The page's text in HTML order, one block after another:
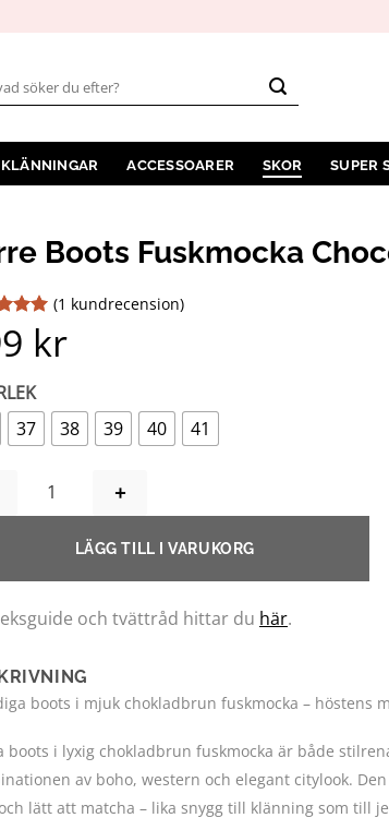
KLÄNNINGAR ACCESSOARER SKOR SUPER
Boots Fuskmocka
5
(1 kundrecension)
kr
37 38 39 40 41
BOOTS FUSKMOCKA CHOCO MÄNGD
LÄGG TILL I VARUKORG
och tvättråd hittar du här.
boots i mjuk chokladbrun fuskmocka – höstens
boots i lyxig chokladbrun fuskmocka är både
av boho, western och elegant citylook.
lätt att matcha – lika snygg till klänning som till